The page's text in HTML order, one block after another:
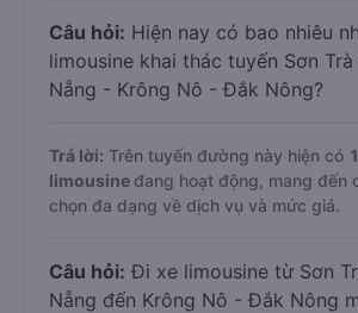
Câu hỏi: Hiện nay có bao nhiêu
limousine khai thác tuyến Sơn
Nẵng - Krông Nô - Đắk Nông?
Trả lời: Trên tuyến đường này hiện có 1
limousine đang hoạt động, mang đến
chọn đa dạng về dịch vụ và mức giá.
Câu hỏi: Đi xe limousine từ Sơn
Nẵng đến Krông Nô - Đắk Nông